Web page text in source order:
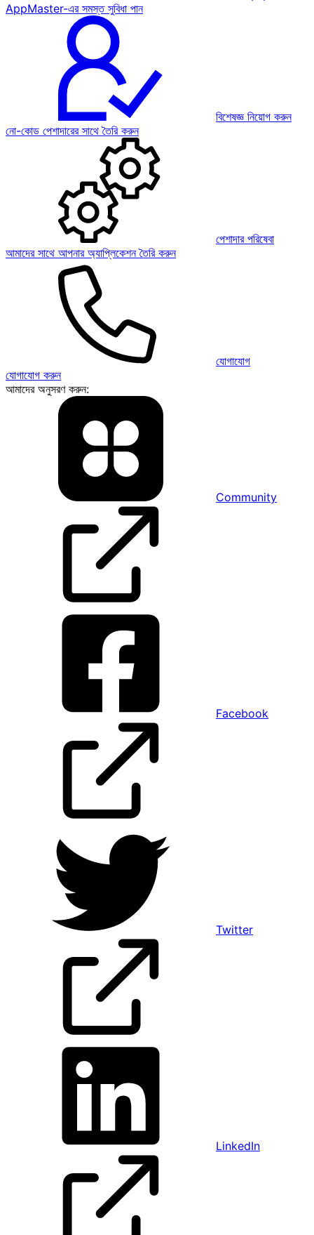
AppMaster-এর সমস্ত সুবিধা পান
বিশেষজ্ঞ নিয়োগ করুন
নো-কোড পেশাদারের সাথে তৈরি করুন
পেশাদার পরিষেবা
আমাদের সাথে আপনার অ্যাপ্লিকেশন তৈরি করুন
যোগাযোগ
যোগাযোগ করুন
আমাদের অনুসরণ করুন:
Community
Facebook
Twitter
LinkedIn